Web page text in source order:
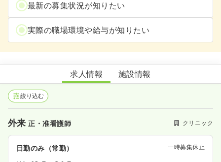
最新の募集状況が知りたい
実際の職場環境や給与が知りたい
はせがわクリニック
求人情報 施設情報
絞り込む
外来正・准看護師 クリニック
日勤のみ（常勤） 一時募集休止